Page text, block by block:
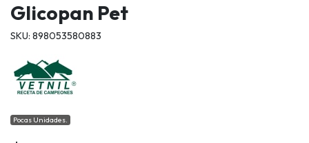
Glicopan Pet
SKU: 898053580883
Pocas Unidades.